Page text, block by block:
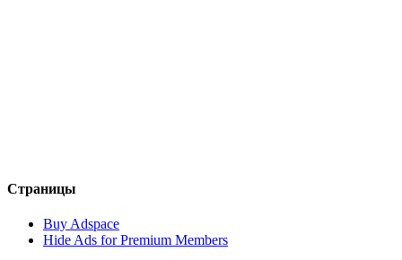
Страницы
Buy Adspace
Hide Ads for Premium Members